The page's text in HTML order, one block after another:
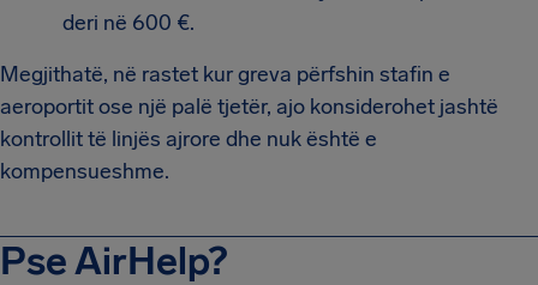
deri në 600 €.
Megjithatë, në rastet kur greva përfshin stafin e
aeroportit ose një palë tjetër, ajo konsiderohet jashtë
kontrollit të linjës ajrore dhe nuk është e
kompensueshme.
Pse AirHelp?